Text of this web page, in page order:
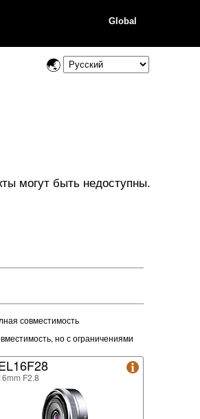
Global
могут быть недоступны.
совместимость
но с ограничениями
F2.8